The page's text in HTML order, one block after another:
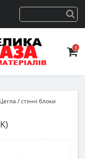
0
Цегла / стінні блоки